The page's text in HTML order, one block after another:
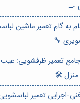
🍳
🔧
جامع تعمیر ظرفشویی:
منزل 🛠️
اجرایی تعمیر